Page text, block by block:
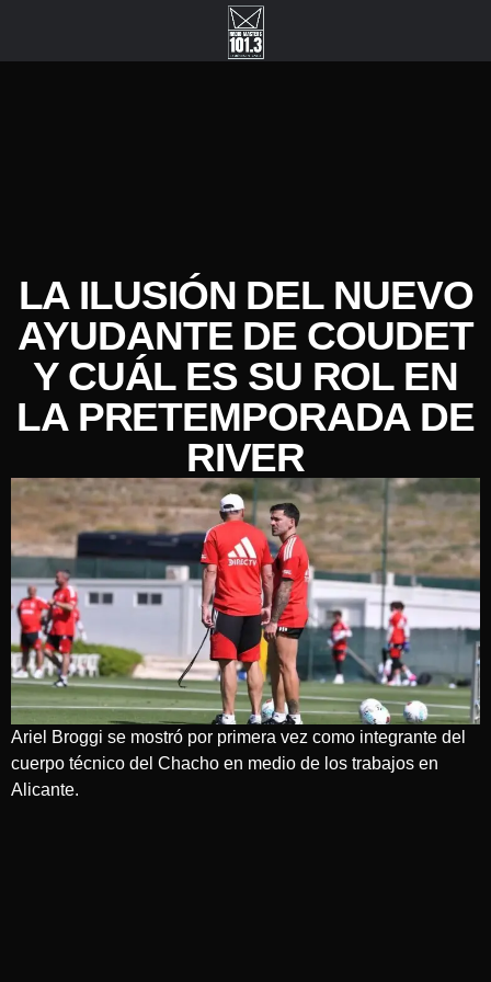
LA ILUSIÓN DEL NUEVO
AYUDANTE DE COUDET
Y CUÁL ES SU ROL EN
LA PRETEMPORADA DE
RIVER
Ariel Broggi se mostró por primera vez como integrante del
cuerpo técnico del Chacho en medio de los trabajos en
Alicante.